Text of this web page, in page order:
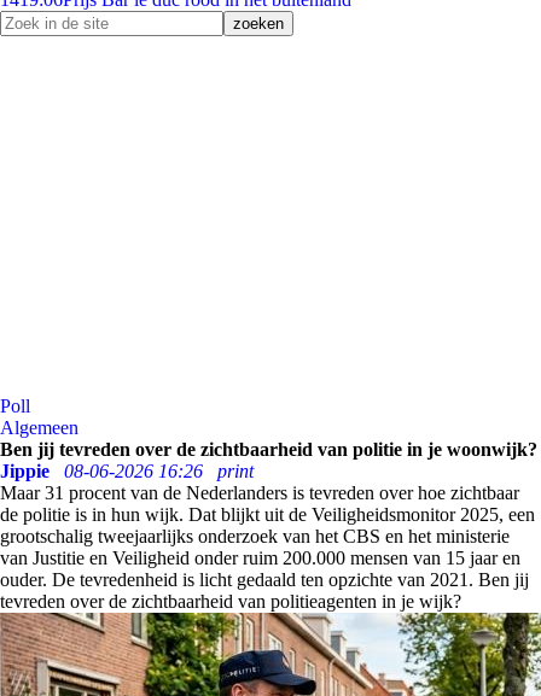
Poll
Algemeen
Ben jij tevreden over de zichtbaarheid van politie in je woonwijk?
Jippie
08-06-2026 16:26
print
Maar 31 procent van de Nederlanders is tevreden over hoe zichtbaar
de politie is in hun wijk. Dat blijkt uit de Veiligheidsmonitor 2025, een
grootschalig tweejaarlijks onderzoek van het CBS en het ministerie
van Justitie en Veiligheid onder ruim 200.000 mensen van 15 jaar en
ouder. De tevredenheid is licht gedaald ten opzichte van 2021. Ben jij
tevreden over de zichtbaarheid van politieagenten in je wijk?